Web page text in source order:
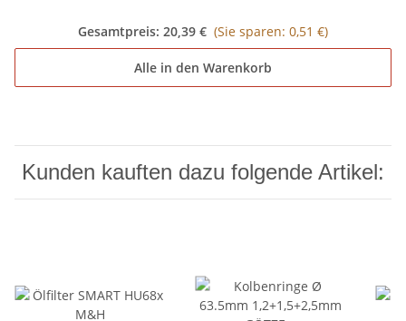
Gesamtpreis: 20,39 € (Sie sparen: 0,51 €)
Alle in den Warenkorb
Kunden kauften dazu folgende Artikel: